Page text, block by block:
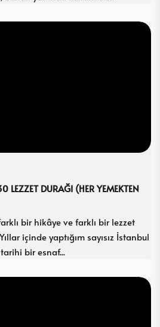
LEZZET DURAĞI (HER YEMEKTEN
bir hikâye ve farklı bir lezzet
içinde yaptığım sayısız İstanbul
bir esnaf...